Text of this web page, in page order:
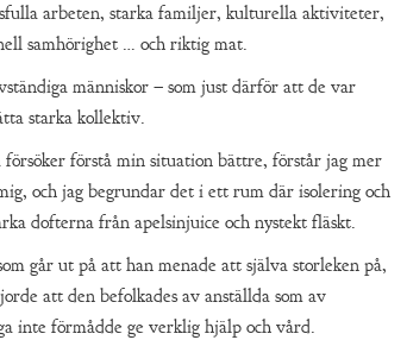
arbeten, starka familjer, kulturella aktiviteter,
samhörighet … och riktig mat.
människor – som just därför att de var
starka kollektiv.
förstå min situation bättre, förstår jag mer
och jag begrundar det i ett rum där isolering och
dofterna från apelsinjuice och nystekt fläskt.
går ut på att han menade att själva storleken på,
att den befolkades av anställda som av
inte förmådde ge verklig hjälp och vård.